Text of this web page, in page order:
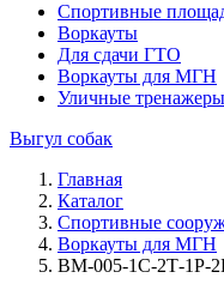
Спортивные
Воркауты
Для сдачи ГТО
Воркауты для МГН
Уличные тренажеры
Выгул собак
Главная
Каталог
Спортивные
Воркауты для МГН
ВМ-005-1С-2Т-1Р-